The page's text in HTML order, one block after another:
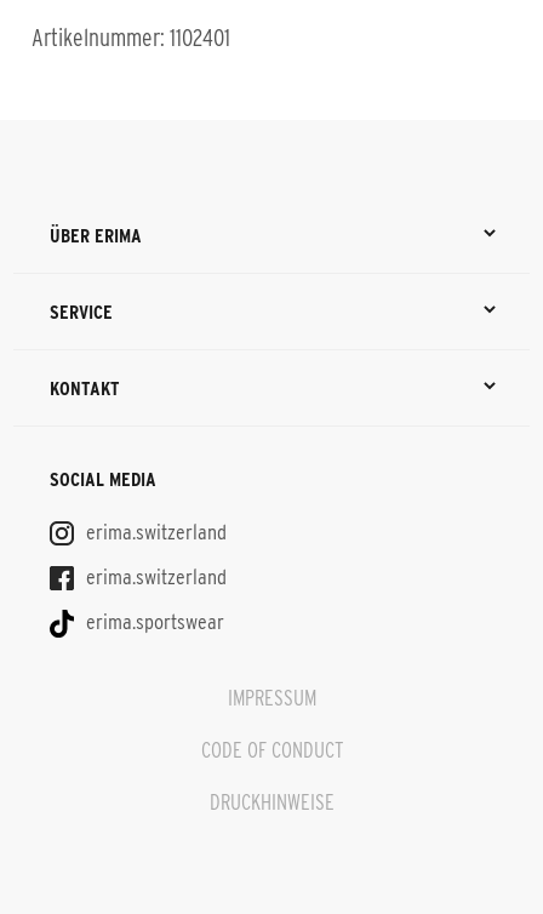
Artikelnummer: 1102401
ÜBER ERIMA
SERVICE
KONTAKT
SOCIAL MEDIA
erima.switzerland
erima.switzerland
erima.sportswear
IMPRESSUM
CODE OF CONDUCT
DRUCKHINWEISE